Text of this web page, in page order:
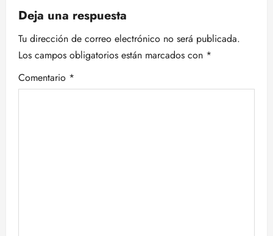
a
c
i
ó
Deja una respuesta
Tu dirección de correo electrónico no será publicada.
Los campos obligatorios están marcados con *
Comentario *